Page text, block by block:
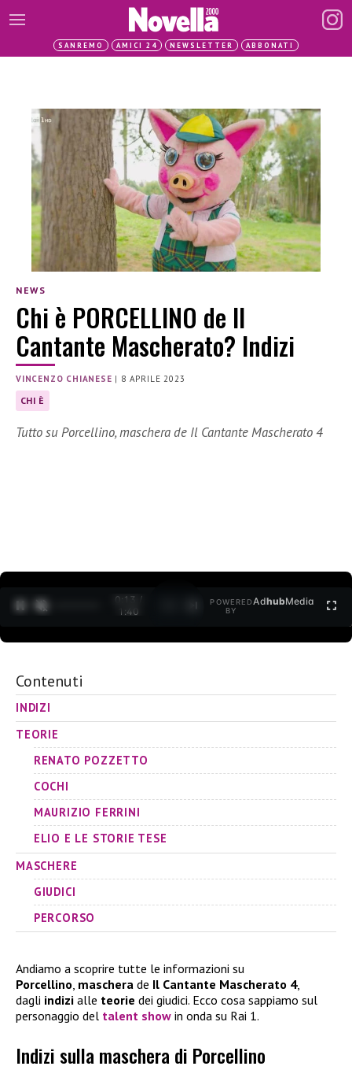
SANREMO AMICI 24 NEWSLETTER ABBONATI
NEWS
Chi è PORCELLINO de Il
Cantante Mascherato? Indizi
VINCENZO CHIANESE | 8 APRILE 2023
CHI È
Tutto su Porcellino, maschera de Il Cantante Mascherato 4
0:14 /
1:40
POWERED
BY
AdhubMedia
Contenuti
INDIZI
TEORIE
RENATO POZZETTO
COCHI
MAURIZIO FERRINI
ELIO E LE STORIE TESE
MASCHERE
GIUDICI
PERCORSO
Andiamo a scoprire tutte le informazioni su
Porcellino maschera de Il Cantante Mascherato 4,
dagli indizi alle teorie dei giudici. Ecco cosa sappiamo sul
personaggio del talent show in onda su Rai 1.
Indizi sulla maschera di Porcellino